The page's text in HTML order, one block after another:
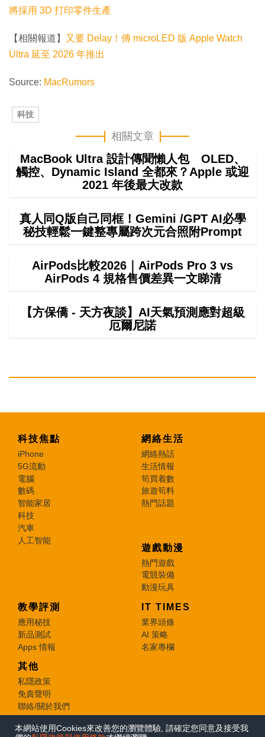
將採用 3D 打印零件生產
【相關報道】
又要 Delay！傳 microLED 版 Apple Watch
Ultra 延至 2026 年推出
Source: MacRumors
科技
相關文章
MacBook Ultra 設計傳聞懶人包 OLED、
觸控、Dynamic Island 全都來？Apple 或迎
2021 年後最大改款
真人同Q版自己同框！Gemini /GPT AI必學
秘技輕鬆一鍵整專屬跨次元合照附Prompt
AirPods比較2026｜AirPods Pro 3 vs
AirPods 4 規格售價差異一文睇清
【方保僑 - 天方夜談】AI天氣預測應對超級
厄爾尼諾
科技焦點
iPhone
5G流動
電腦
數碼
智能家居
科技
汽車
人工智能
網絡生活
網絡熱話
生活情報
筍買着數
旅遊筍料
熱門話題
遊戲動漫
熱門遊戲
電競裝備
動漫玩具
教學評測
應用秘技
新品測試
Apps 情報
IT TIMES
業界頭條
AI 策略
名家專欄
其他
私隱政策
免責聲明
聯絡/關於我們
© 2026 e-zone. All Rights Reserved.
本網站使用Cookies來改善您的瀏覽體驗, 請確定您同意及接受我